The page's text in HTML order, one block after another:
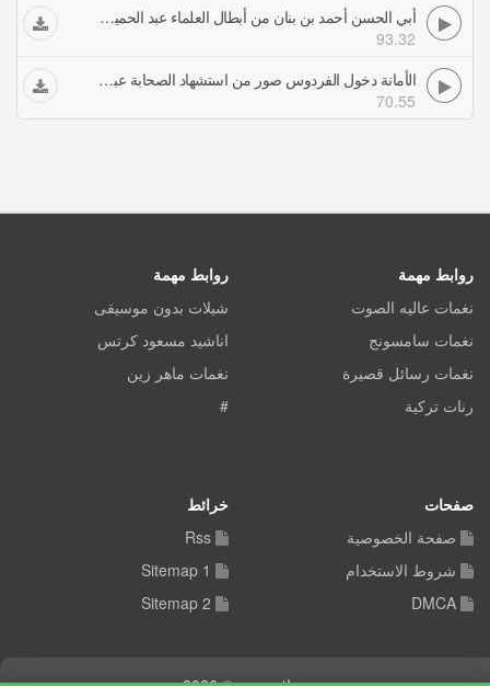
أبي الحسن أحمد بن بنان من أبطال العلماء عبد الحميد كشك خطب ومحاضرات دينية
93.32
الأمانة دخول الفردوس صور من استشهاد الصحابة عبد الحميد كشك خطب ومحاضرات دينية
70.55
روابط مهمة
نغمات عاليه الصوت
نغمات سامسونج
نغمات رسائل قصيرة
رنات تركية
روابط مهمة
شيلات بدون موسيقى
اناشيد مسعود كرتس
نغمات ماهر زين
#
صفحات
صفحة الخصوصية
شروط الاستخدام
DMCA
خرائط
Rss
Sitemap 1
Sitemap 2